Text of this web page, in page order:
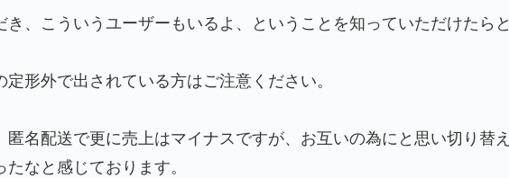
き、こういうユーザーもいるよ、ということを知っていただけたらと
形外で出されている方はご注意ください。
匿名配送で更に売上はマイナスですが、お互いの為にと思い切り替え
なと感じております。